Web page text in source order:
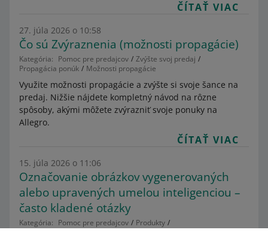
ČÍTAŤ VIAC
27. júla 2026 o 10:58
Čo sú Zvýraznenia (možnosti propagácie)
Kategória: Pomoc pre predajcov
Zvýšte svoj predaj
Propagácia ponúk
Možnosti propagácie
Využite možnosti propagácie a zvýšte si svoje šance na
predaj. Nižšie nájdete kompletný návod na rôzne
spôsoby, akými môžete zvýrazniť svoje ponuky na
Allegro.
ČÍTAŤ VIAC
15. júla 2026 o 11:06
Označovanie obrázkov vygenerovaných
alebo upravených umelou inteligenciou –
často kladené otázky
Kategória: Pomoc pre predajcov
Produkty